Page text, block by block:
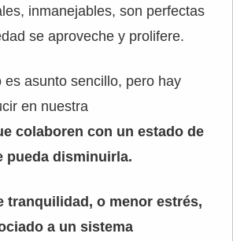
inmanejables, son perfectas
se aproveche y prolifere.
es asunto sencillo, pero hay
en nuestra
colaboren con un estado de
pueda disminuirla.
tranquilidad, o menor estrés,
a un sistema